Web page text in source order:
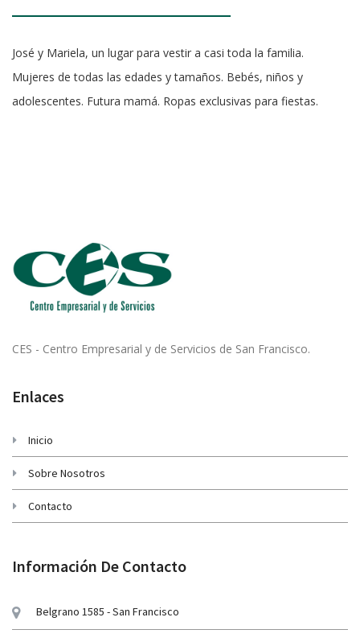
José y Mariela, un lugar para vestir a casi toda la familia.
Mujeres de todas las edades y tamaños. Bebés, niños y
adolescentes. Futura mamá. Ropas exclusivas para fiestas.
CES - Centro Empresarial y de Servicios de San Francisco.
Enlaces
Inicio
Sobre Nosotros
Contacto
Información De Contacto
Belgrano 1585 - San Francisco